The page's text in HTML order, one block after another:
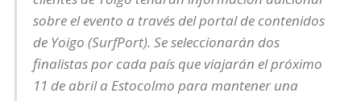
sobre el evento a través del portal de contenidos
de Yoigo (SurfPort). Se seleccionarán dos
finalistas por cada país que viajarán el próximo
11 de abril a Estocolmo para mantener una